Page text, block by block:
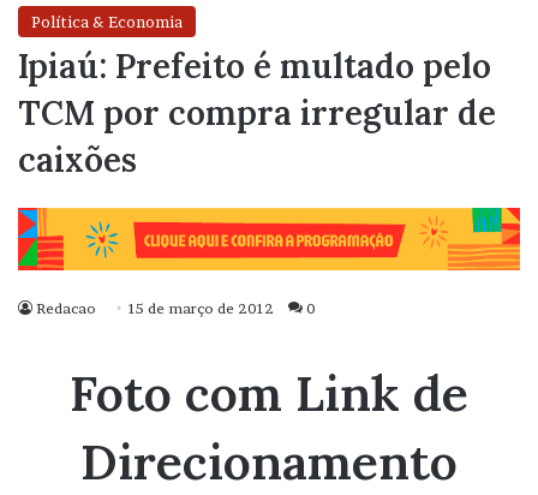
Política & Economia
Ipiaú: Prefeito é multado pelo
TCM por compra irregular de
caixões
Redacao 15 de março de 2012 0
Foto com Link de
Direcionamento